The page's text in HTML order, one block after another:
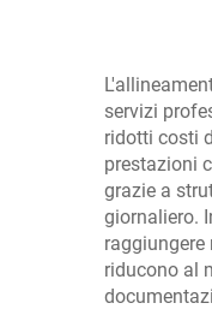
servizi
ridotti costi
prestazioni
grazie a
giornaliero.
riducono al